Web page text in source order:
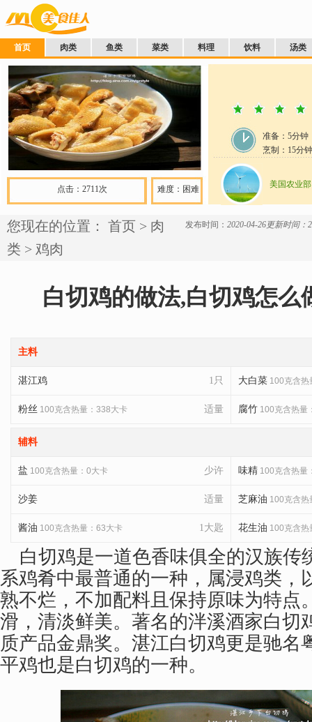
首页 肉类 鱼类 菜类 料理 饮料 汤类
难度：困难
点击：2711次
准备： 5分钟
烹制： 15分钟
美国农业部
发布时间： 2020-04-26更新时间：
您现在的位置： 首页 > 肉
类 > 鸡肉
白切鸡的做法,白切鸡怎么
主料
1只
湛江鸡 大白菜 100克含热
适量
粉丝 100克含热量：338大卡 腐竹 100克含热量
辅料
少许
盐 100克含热量：0大卡 味精 100克含热量
适量
沙姜 芝麻油 100克含热
1大匙
酱油 100克含热量：63大卡 花生油 100克含热
白切鸡是一道色香味俱全的汉族传
系鸡肴中最普通的一种，属浸鸡类，
熟不烂，不加配料且保持原味为特点
滑，清淡鲜美。著名的泮溪酒家白切
质产品金鼎奖。湛江白切鸡更是驰名
平鸡也是白切鸡的一种。